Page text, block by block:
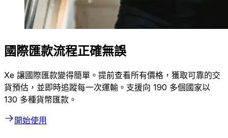
國際匯款流程正確無誤
Xe 讓國際匯款變得簡單。提前查看所有價格，獲取可靠的交
貨預估，並即時追蹤每一次運輸。支援向 190 多個國家以
130 多種貨幣匯款。
開始使用